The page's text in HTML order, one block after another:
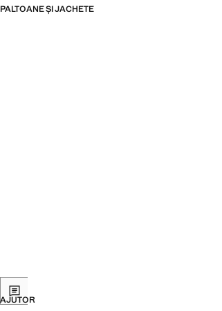
PALTOANE ȘI JACHETE
AJUTOR